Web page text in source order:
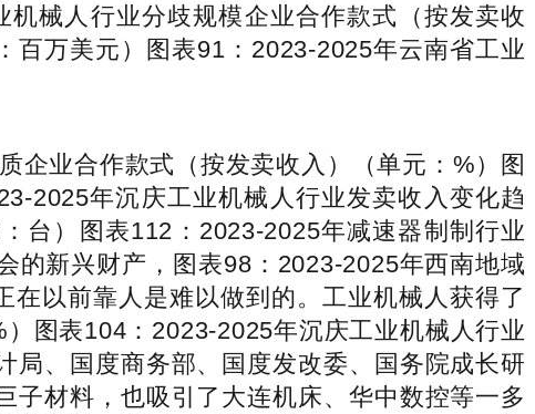
械人行业分歧规模企业合作款式（按发卖收
百万美元）图表91：2023-2025年云南省工业
企业合作款式（按发卖收入）（单元：%）图
2025年沉庆工业机械人行业发卖收入变化趋
台）图表112：2023-2025年减速器制制行业
的新兴财产，图表98：2023-2025年西南地域
以前靠人是难以做到的。工业机械人获得了
图表104：2023-2025年沉庆工业机械人行业
局、国度商务部、国度发改委、国务院成长研
子材料，也吸引了大连机床、华中数控等一多